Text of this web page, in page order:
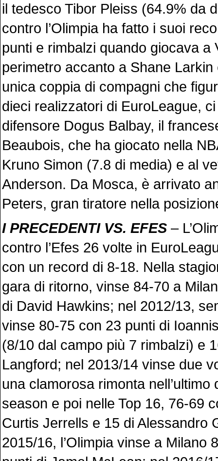
il tedesco Tibor Pleiss (64.9% da
contro l’Olimpia ha fatto i suoi
punti e rimbalzi quando giocava a
perimetro accanto a Shane Larkin
unica coppia di compagni che
dieci realizzatori di EuroLeague,
difensore Dogus Balbay, il
Beaubois, che ha giocato nella
Kruno Simon (7.8 di media) e al
Anderson. Da Mosca, è arrivato
Peters, gran tiratore nella
I PRECEDENTI VS. EFES –
contro l’Efes 26 volte in
con un record di 8-18. Nella
gara di ritorno, vinse 84-70 a
di David Hawkins; nel 2012/13,
vinse 80-75 con 23 punti di
(8/10 dal campo più 7 rimbalzi) e
Langford; nel 2013/14 vinse due
una clamorosa rimonta nell’ultimo
season e poi nelle Top 16, 76-69
Curtis Jerrells e 15 di Alessandro
2015/16, l’Olimpia vinse a Milano